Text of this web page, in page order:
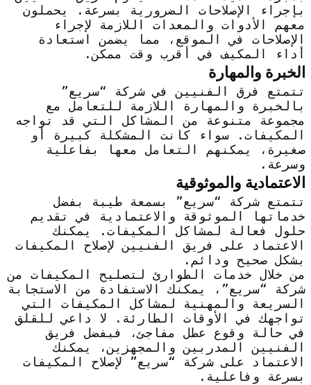
بإجراء الإصلاحات الضرورية بسرعة. يحملون
معهم الأدوات والمعدات اللازمة لإجراء
الإصلاحات في الموقع، مما يضمن استعادة
أداء المكيف في أقرب وقت ممكن.
الخبرة والمهارة
تتمتع فرق الفنيين في شركة “سريع”
بالخبرة والمهارة اللازمة للتعامل مع
مجموعة متنوعة من المشاكل التي قد تواجه
المكيفات. سواء كانت المشكلة كبيرة أو
صغيرة، يمكنهم التعامل معها بفاعلية
وسرعة.
الاعتمادية والموثوقية
تتمتع شركة “سريع” بسمعة طيبة بفضل
خدماتها الموثوقة والاعتمادية في تقديم
حلول فعالة لمشاكل المكيفات. يمكنك
الاعتماد على فريق الفنيين لإصلاح المكيفات
بشكل صحيح ودائم.
من خلال خدمات الطوارئ لتصليح المكيفات من
شركة “سريع”، يمكنك الاستفادة من الاستجابة
السريعة والمهنية لمشاكل المكيفات التي
تواجهك في الأوقات الطارئة. لا داعي للقلق
في حالة وقوع عطل مفاجئ، فبفضل فريق
الفنيين المدربين والمجهزين، يمكنك
الاعتماد على شركة “سريع” لإصلاح المكيفات
بسرعة وفاعلية.